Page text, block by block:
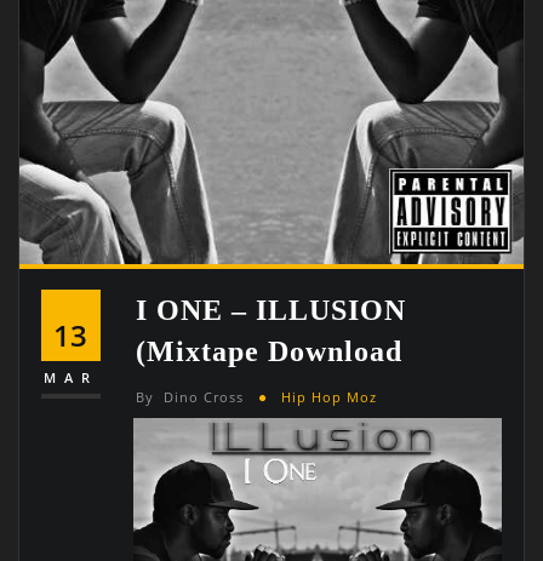
13
MAR
I ONE – ILLUSION
(mixtape Download
By Dino Cross Hip Hop Moz